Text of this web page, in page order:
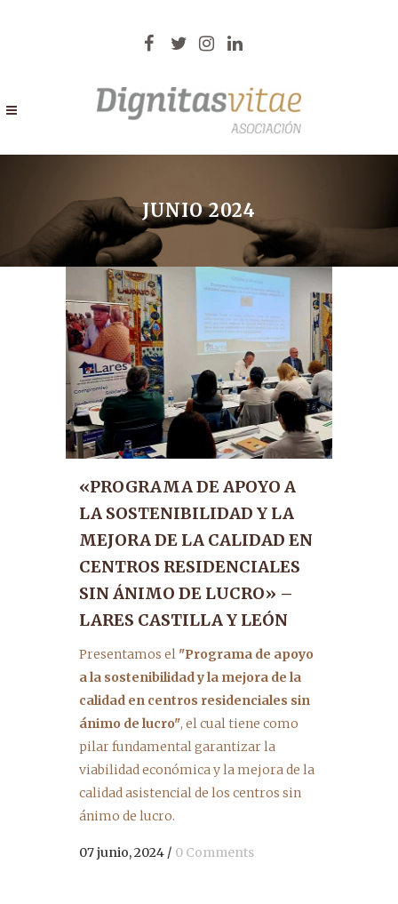
JUNIO 2024
«PROGRAMA DE APOYO A
LA SOSTENIBILIDAD Y LA
MEJORA DE LA CALIDAD EN
CENTROS RESIDENCIALES
SIN ÁNIMO DE LUCRO» –
LARES CASTILLA Y LEÓN
Presentamos el "Programa de apoyo
a la sostenibilidad y la mejora de la
calidad en centros residenciales sin
ánimo de lucro", el cual tiene como
pilar fundamental garantizar la
viabilidad económica y la mejora de la
calidad asistencial de los centros sin
ánimo de lucro.
07 junio, 2024 / 0 Comments